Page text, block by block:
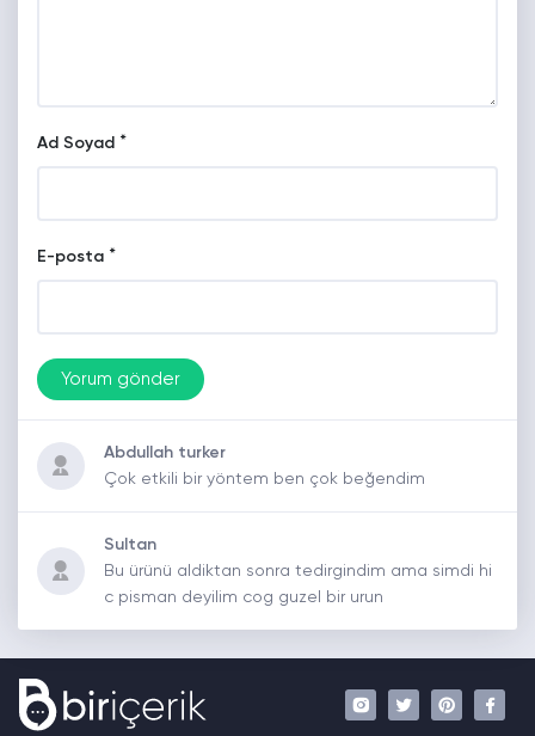
Ad Soyad *
E-posta *
Abdullah turker
Çok etkili bir yöntem ben çok beğendim
Sultan
Bu ürünü aldiktan sonra tedirgindim ama simdi hi
c pisman deyilim cog guzel bir urun